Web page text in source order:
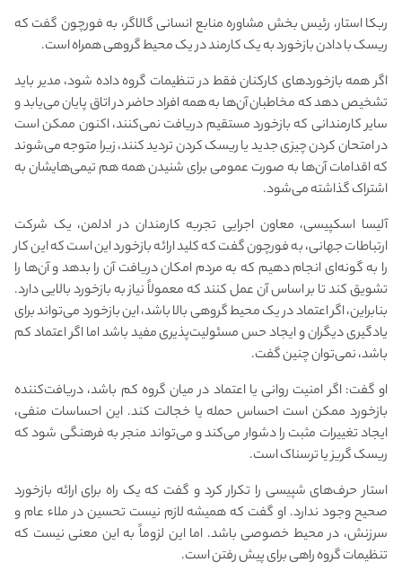
ربکا استار، رئیس بخش مشاوره منابع انسانی گالاگر، به فورچون گفت که
ریسک با دادن بازخورد به یک کارمند در یک محیط گروهی همراه است.
اگر همه بازخوردهای کارکنان فقط در تنظیمات گروه داده شود، مدیر باید
تشخیص دهد که مخاطبان آن‌ها به همه افراد حاضر در اتاق پایان می‌یابد و
سایر کارمندانی که بازخورد مستقیم دریافت نمی‌کنند، اکنون ممکن است
در امتحان کردن چیزی جدید یا ریسک کردن تردید کنند، زیرا متوجه می‌شوند
که اقدامات آن‌ها به صورت عمومی برای شنیدن همه هم تیمی‌هایشان به
اشتراک گذاشته می‌شود.
آلیسا اسکپیسی، معاون اجرایی تجربه کارمندان در ادلمن، یک شرکت
ارتباطات جهانی، به فورچون گفت که کلید ارائه بازخورد این است که این کار
را به گونه‌ای انجام دهیم که به مردم امکان دریافت آن را بدهد و آن‌ها را
تشویق کند تا بر اساس آن عمل کنند که معمولاً نیاز به بازخورد بالایی دارد.
بنابراین، اگر اعتماد در یک محیط گروهی بالا باشد، این بازخورد می‌تواند برای
یادگیری دیگران و ایجاد حس مسئولیت‌پذیری مفید باشد اما اگر اعتماد کم
باشد، نمی‌توان چنین گفت.
او گفت: اگر امنیت روانی یا اعتماد در میان گروه کم باشد، دریافت‌کننده
بازخورد ممکن است احساس حمله یا خجالت کند. این احساسات منفی،
ایجاد تغییرات مثبت را دشوار می‌کند و می‌تواند منجر به فرهنگی شود که
ریسک گریز یا ترسناک است.
استار حرف‌های شپیسی را تکرار کرد و گفت که یک راه برای ارائه بازخورد
صحیح وجود ندارد. او گفت که همیشه لازم نیست تحسین در ملاء عام و
سرزنش، در محیط خصوصی باشد. اما این لزوماً به این معنی نیست که
تنظیمات گروه راهی برای پیش رفتن است.